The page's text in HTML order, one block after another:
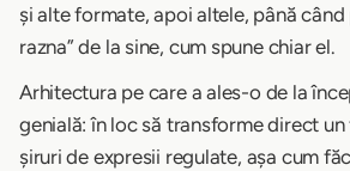
și alte formate, apoi altele, până
razna” de la sine, cum spune chiar el.
Arhitectura pe care a ales-o de la
genială: în loc să transforme direct
șiruri de expresii regulate, așa cum